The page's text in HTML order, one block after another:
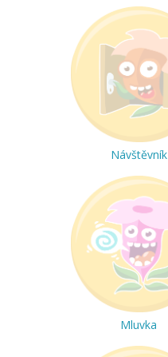
Návštěvník
Mluvka